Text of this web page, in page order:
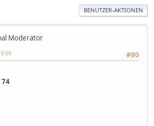
BENUTZER-AKTIONEN
Moderator
#90
74